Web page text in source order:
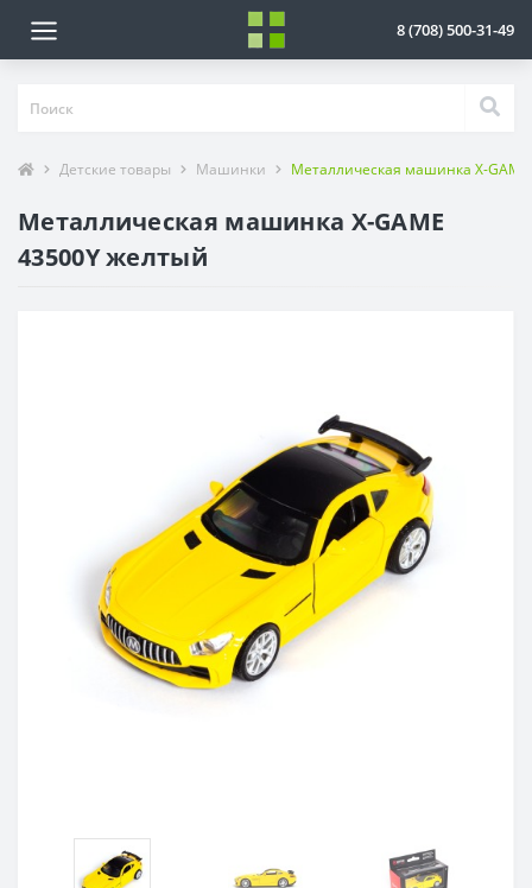
8 (708) 500-31-49
Детские товары Машинки Металлическая машинка X-
Металлическая машинка X-GAME
43500Y желтый